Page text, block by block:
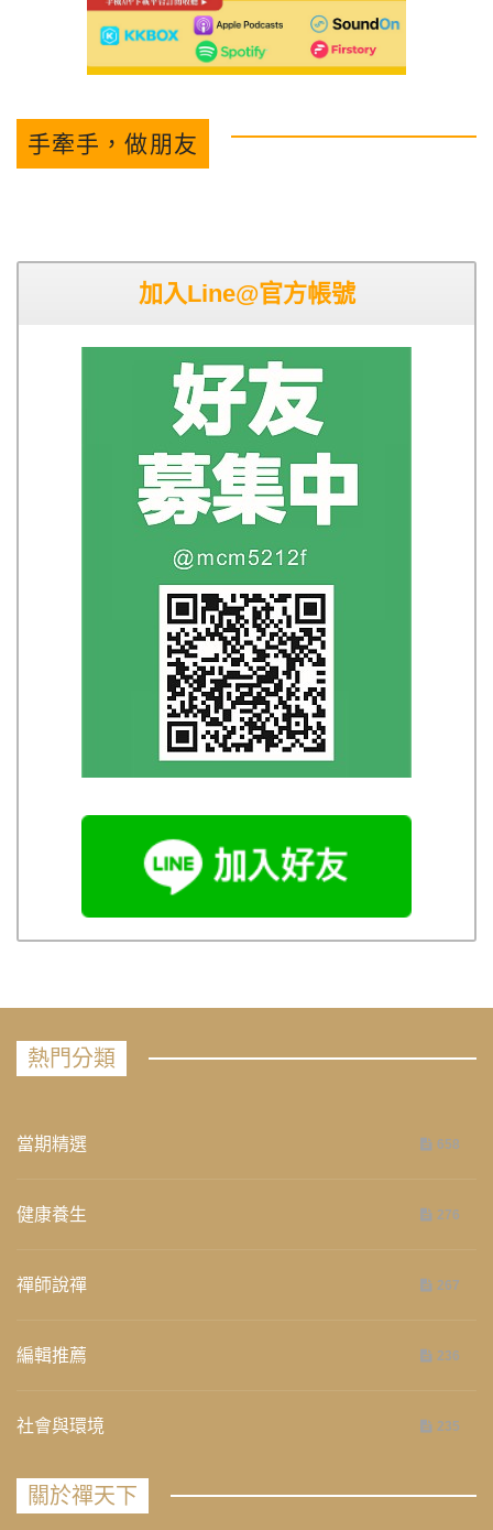
手牽手，做朋友
加入Line@官方帳號
熱門分類
當期精選 658
健康養生 276
禪師說禪 267
編輯推薦 236
社會與環境 235
關於禪天下